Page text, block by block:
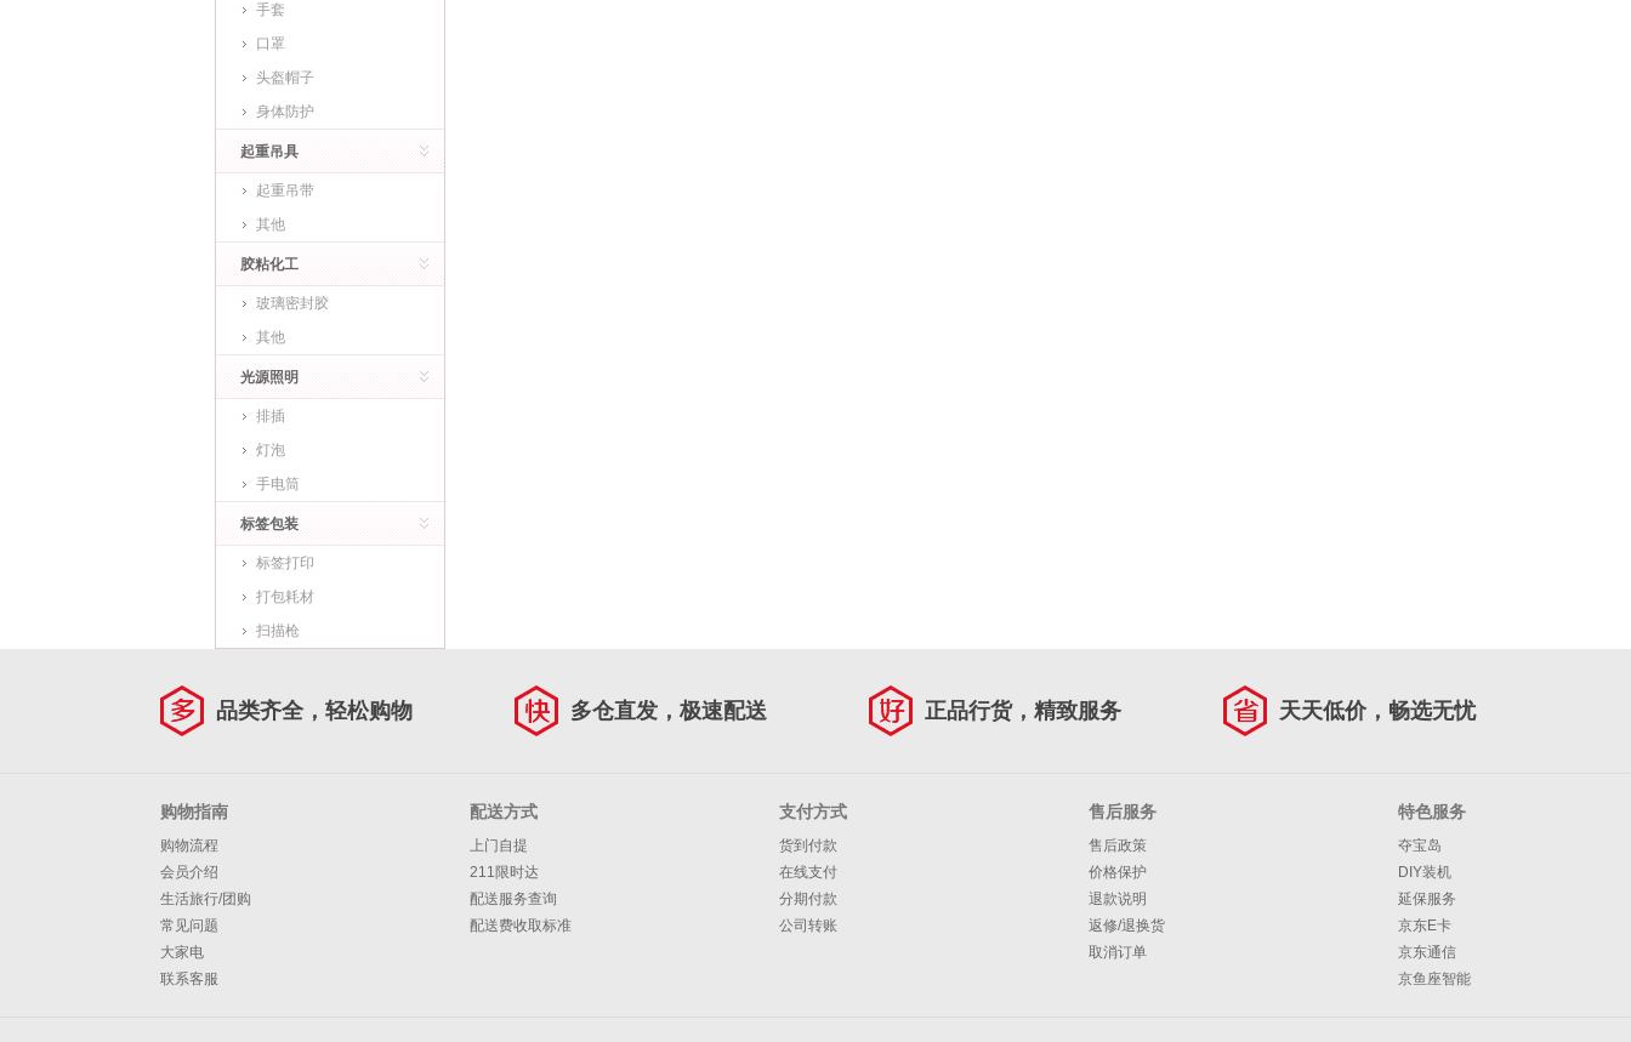
手套
口罩
头盔帽子
身体防护
起重吊具
起重吊带
其他
胶粘化工
玻璃密封胶
其他
光源照明
排插
灯泡
手电筒
标签包装
标签打印
打包耗材
扫描枪
品类齐全，轻松购物 多仓直发，极速配送 正品行货，精致服务 天天低价，畅选无忧
购物指南
购物流程
会员介绍
生活旅行/团购
常见问题
大家电
联系客服
配送方式
上门自提
211限时达
配送服务查询
配送费收取标准
支付方式
货到付款
在线支付
分期付款
公司转账
售后服务
售后政策
价格保护
退款说明
返修/退换货
取消订单
特色服务
夺宝岛
DIY装机
延保服务
京东E卡
京东通信
京鱼座智能